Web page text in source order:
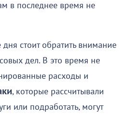
в последнее время не
стоит обратить внимание
дел. В это время не
расходы и
, которые рассчитывали
или подработать, могут